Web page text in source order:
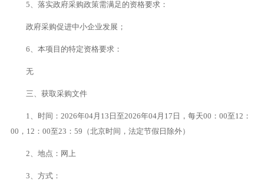
5、落实政府采购政策需满足的资格要求：
政府采购促进中小企业发展；
6、本项目的特定资格要求：
无
三、获取采购文件
1、时间：2026年04月13日至2026年04月17日，每天00：00至12：
00，12：00至23：59（北京时间，法定节假日除外）
2、地点：网上
3、方式：